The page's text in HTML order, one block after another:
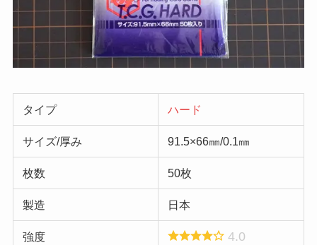
タイプ ハード
サイズ/厚み 91.5×66㎜/0.1㎜
枚数 50枚
製造 日本
強度 4.0